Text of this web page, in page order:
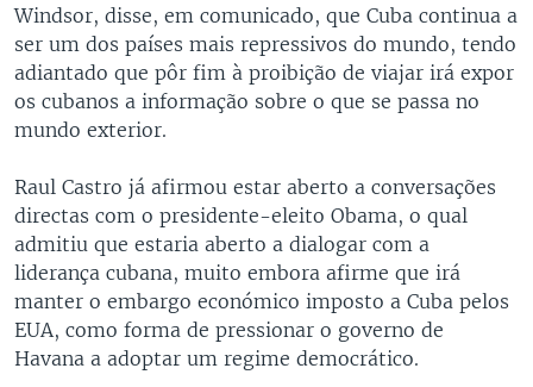
Windsor, disse, em comunicado, que Cuba continua a
ser um dos países mais repressivos do mundo, tendo
adiantado que pôr fim à proibição de viajar irá expor
os cubanos a informação sobre o que se passa no
mundo exterior.
Raul Castro já afirmou estar aberto a conversações
directas com o presidente-eleito Obama, o qual
admitiu que estaria aberto a dialogar com a
liderança cubana, muito embora afirme que irá
manter o embargo económico imposto a Cuba pelos
EUA, como forma de pressionar o governo de
Havana a adoptar um regime democrático.